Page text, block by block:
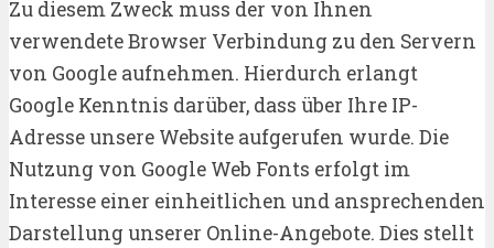
Zu diesem Zweck muss der von Ihnen
verwendete Browser Verbindung zu den Servern
von Google aufnehmen. Hierdurch erlangt
Google Kenntnis darüber, dass über Ihre IP-
Adresse unsere Website aufgerufen wurde. Die
Nutzung von Google Web Fonts erfolgt im
Interesse einer einheitlichen und ansprechenden
Darstellung unserer Online-Angebote. Dies stellt